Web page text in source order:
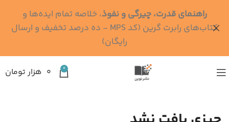
0 ۰ هزار تومان
راهنمای قدرت، چیرگی و نفوذ، خلاصه تمام ایده‌ها و
کتاب‌های رابرت گرین (کد MPS - ده درصد تخفیف و ارسال
رایگان)